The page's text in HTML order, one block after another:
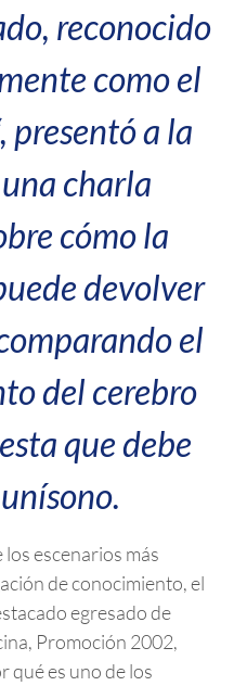
reconocido
como el
presentó a la
charla
cómo la
devolver
el
del cerebro
que debe
escenarios más
de conocimiento, el
egresado de
Promoción 2002,
qué es uno de los